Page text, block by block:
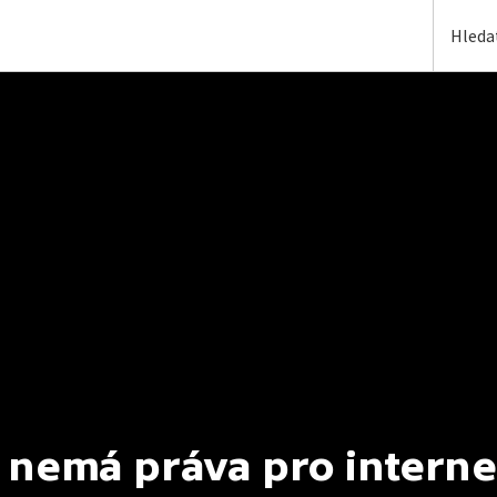
nemá práva pro